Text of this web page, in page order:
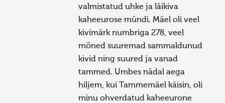
valmistatud uhke ja läikiva
kaheeurose mündi. Mäel oli veel
kivimärk numbriga 278, veel
mõned suuremad sammaldunud
kivid ning suured ja vanad
tammed. Umbes nädal aega
hiljem, kui Tammemäel käisin, oli
minu ohverdatud kaheeurone